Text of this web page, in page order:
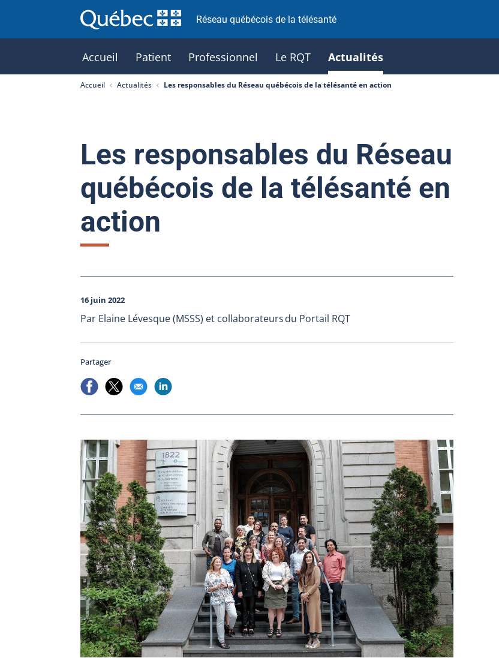
Réseau québécois de la télésanté
Accueil Patient Professionnel Le RQT Actualités
Accueil Actualités Les responsables du Réseau québécois de la télésanté en action
Les responsables du Réseau
québécois de la télésanté en
action
16 juin 2022
Par Elaine Lévesque (MSSS) et collaborateurs du Portail RQT
Partager